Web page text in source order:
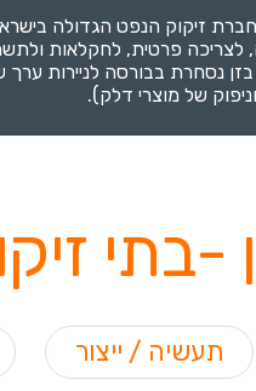
לצריכה פרטית, לחקלאות
נסחרת בבורסה לניירות
של מוצרי דלק).
בתי
תעשיה / ייצור